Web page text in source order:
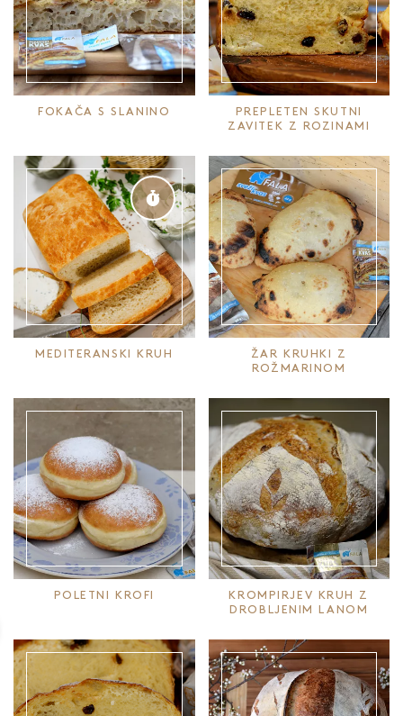
FOKAČA S SLANINO
PREPLETEN SKUTNI
ZAVITEK Z ROZINAMI
MEDITERANSKI KRUH
ŽAR KRUHKI Z
ROŽMARINOM
POLETNI KROFI
KROMPIRJEV KRUH Z
DROBLJENIM LANOM